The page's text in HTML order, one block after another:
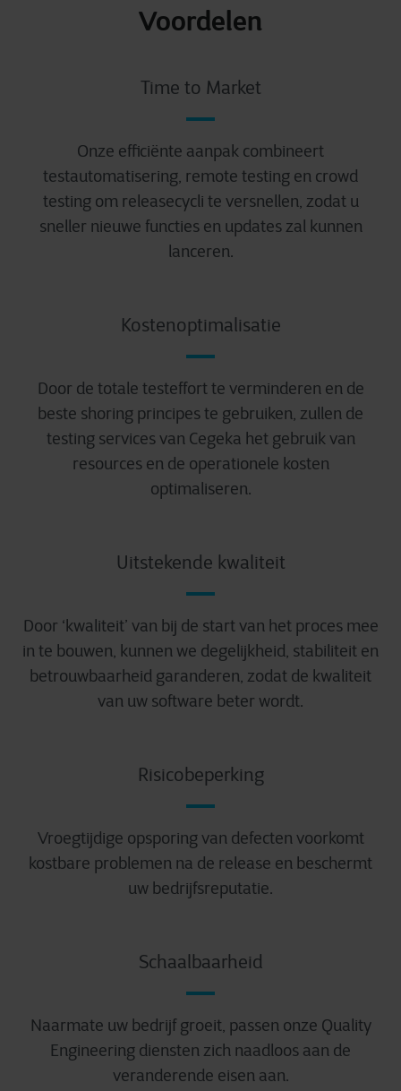
Voordelen
Time to Market
Onze efficiënte aanpak combineert
testautomatisering, remote testing en crowd
testing om releasecycli te versnellen, zodat u
sneller nieuwe functies en updates zal kunnen
lanceren.
Kostenoptimalisatie
Door de totale testeffort te verminderen en de
beste shoring principes te gebruiken, zullen de
testing services van Cegeka het gebruik van
resources en de operationele kosten
optimaliseren.
Uitstekende kwaliteit
Door ‘kwaliteit’ van bij de start van het proces mee
in te bouwen, kunnen we degelijkheid, stabiliteit en
betrouwbaarheid garanderen, zodat de kwaliteit
van uw software beter wordt.
Risicobeperking
Vroegtijdige opsporing van defecten voorkomt
kostbare problemen na de release en beschermt
uw bedrijfsreputatie.
Schaalbaarheid
Naarmate uw bedrijf groeit, passen onze Quality
Engineering diensten zich naadloos aan de
veranderende eisen aan.